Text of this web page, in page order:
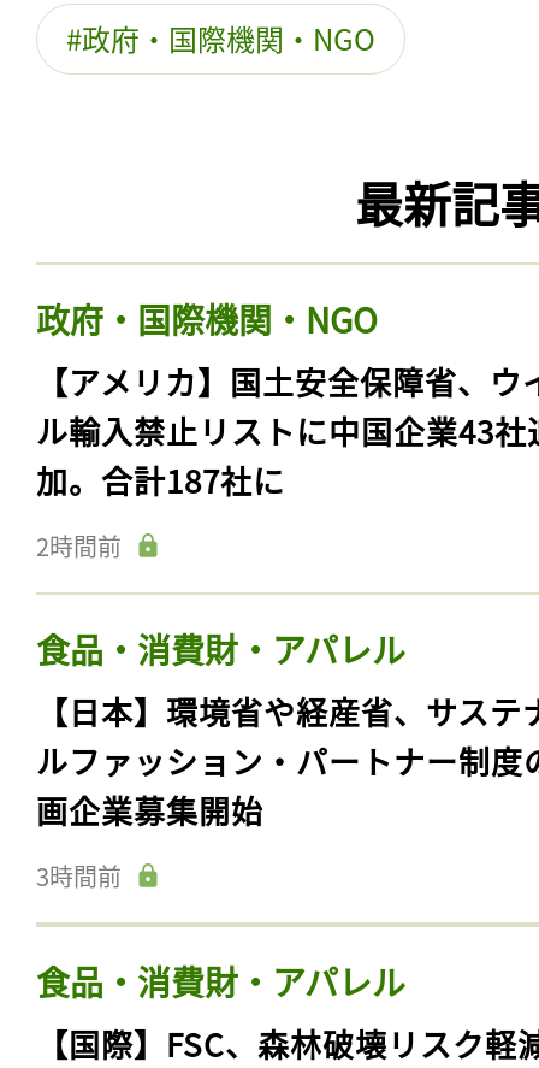
政府・国際機関・NGO
最新記
政府・国際機関・NGO
【アメリカ】国土安全保障省、ウ
ル輸入禁止リストに中国企業43社
加。合計187社に
2時間前
食品・消費財・アパレル
【日本】環境省や経産省、サステ
ルファッション・パートナー制度
画企業募集開始
3時間前
食品・消費財・アパレル
【国際】FSC、森林破壊リスク軽